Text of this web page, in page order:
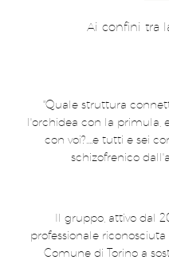
Ai confini tra
"Quale struttura
l'orchidea con la primula,
con voi?....e tutti e sei
schizofrenico
Il gruppo, attivo dal
professionale
Comune di Torino a